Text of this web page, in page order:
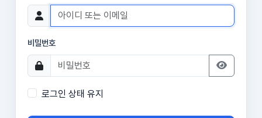
비밀번호
로그인 상태 유지